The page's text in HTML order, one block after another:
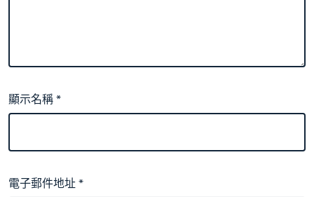
顯示名稱*
電子郵件地址*